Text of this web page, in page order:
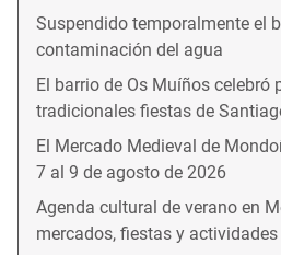
Suspendido temporalmente el
contaminación del agua
El barrio de Os Muíños celebró
tradicionales fiestas de
El Mercado Medieval de
7 al 9 de agosto de 2026
Agenda cultural de verano en
mercados, fiestas y